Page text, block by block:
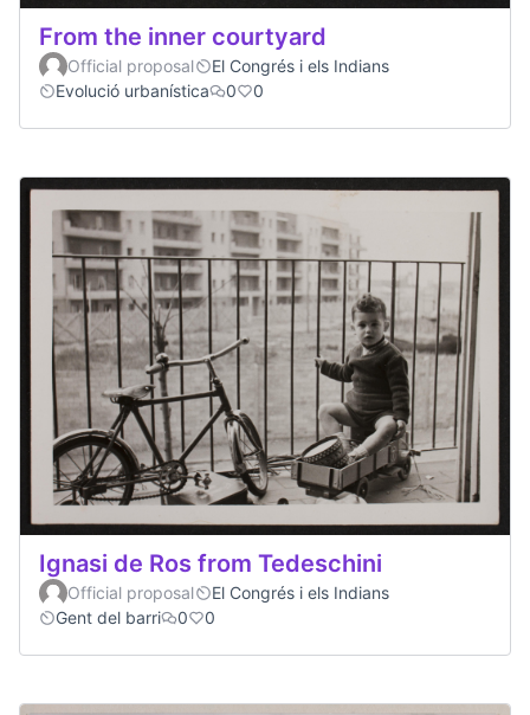
From the inner courtyard
Official proposal
El Congrés i els Indians
Evolució urbanística
0 0
Ignasi de Ros from Tedeschini
Official proposal
El Congrés i els Indians
Gent del barri
0 0